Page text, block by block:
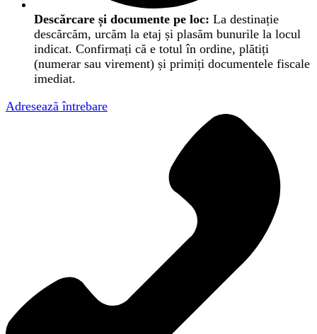
Descărcare și documente pe loc: La destinație
descărcăm, urcăm la etaj și plasăm bunurile la locul
indicat. Confirmați că e totul în ordine, plătiți
(numerar sau virement) și primiți documentele fiscale
imediat.
Adresează întrebare